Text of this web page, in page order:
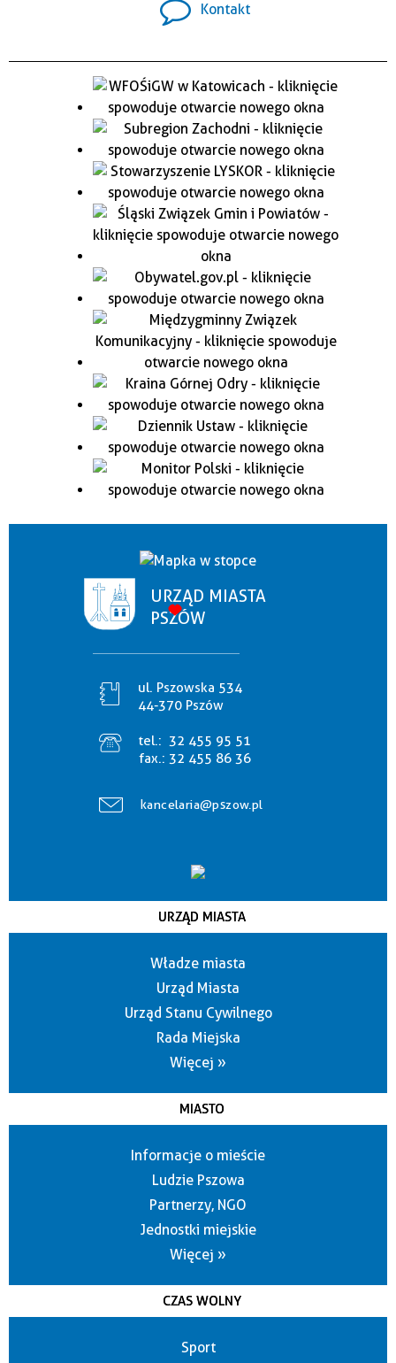
Kontakt
URZĄD MIASTA
PSZÓW
ul. Pszowska 534
44-370 Pszów
tel.: 32 455 95 51
fax.: 32 455 86 36
kancelaria@pszow.pl
URZĄD MIASTA
Władze miasta
Urząd Miasta
Urząd Stanu Cywilnego
Rada Miejska
Więcej »
MIASTO
Informacje o mieście
Ludzie Pszowa
Partnerzy, NGO
Jednostki miejskie
Więcej »
CZAS WOLNY
Sport